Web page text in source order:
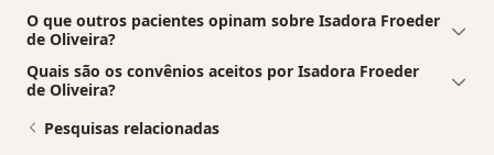
O que outros pacientes opinam sobre Isadora Froeder
de Oliveira?
Quais são os convênios aceitos por Isadora Froeder
de Oliveira?
Pesquisas relacionadas